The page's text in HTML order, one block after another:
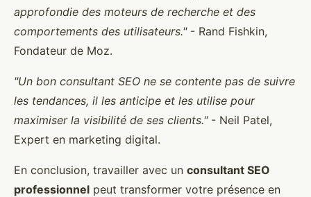
approfondie des moteurs de recherche et des
comportements des utilisateurs."- Rand Fishkin,
Fondateur de Moz.
"Un bon consultant SEO ne se contente pas de suivre
les tendances, il les anticipe et les utilise pour
maximiser la visibilité de ses clients."- Neil Patel,
Expert en marketing digital.
En conclusion, travailler avec un consultant SEO
professionnel peut transformer votre présence en